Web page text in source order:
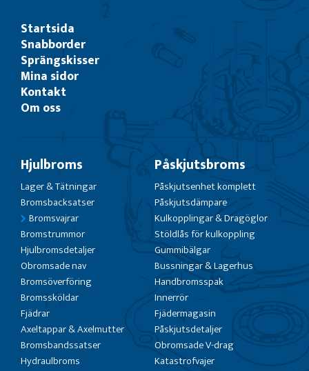
Startsida
Snabborder
Sprängskisser
Mina sidor
Kontakt
Om oss
Hjulbroms
Lager & Tätningar
Bromsbacksatser
Bromsvajrar
Bromstrummor
Hjulbromsdetaljer
Obromsade nav
Bromsöverföring
Bromssköldar
Fjädrar
Axeltappar & Axelmutter
Bromsbandssatser
Hydraulbroms
Påskjutsbroms
Påskjutsenhet komplett
Påskjutsdämpare
Kulkopplingar & Dragöglor
Stöldlås för kulkoppling
Gummibälgar
Bussningar & Lagerhus
Handbromsspak
Innerrör
Fjädermagasin
Påskjutsdetaljer
Obromsade V-drag
Katastrofvajer